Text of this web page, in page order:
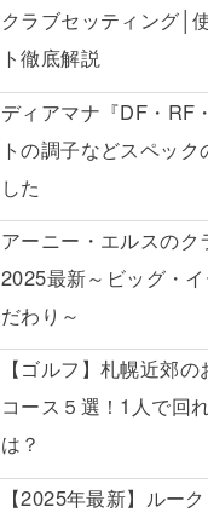
クラブセッティング│
ト徹底解説
ディアマナ『DF・RF
トの調子などスペッ
した
アーニー・エルスの
2025最新～ビッグ・
だわり～
【ゴルフ】札幌近郊
コース５選！1人で回
は？
【2025年最新】ルー